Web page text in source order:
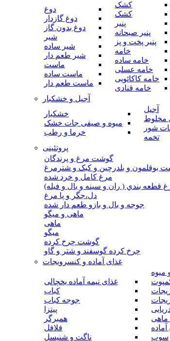
کشک
کشک
پنیر
پنیر صبحانه
پنیر پخت و پز
خامه
خامه ساده
خامه عسلی
خامه کاکائویی
خامه قنادی
دوغ
دوغ گازدار
دوغ بدون گاز
شیر
شیر ساده
شیر طعم دار
ماست
ماست ساده
ماست طعم دار
آجیل و خشکبار
آجیل
مخلوط
شور
تخمه
خشکبار
میوه و صیفی جات خشک
خرما و رطب
پروتئینی
گوشت مرغ و پرندگان
بوقلمون و بلدرچین و کبک و شترمرغ
مرغ کامل و خرد شده
قطعه بندي ( ران و سينه و بال و فيله)
دل،جگر و پا مرغ
جوجه و بال و بازو طعم دار شده
ماهی و میگو
ماهی
میگو
گوشت چرخ کرده
چرخ کرده گوسفند و شتر و گاو
غذای آماده و کنسرویجات
میوه
ماهی
سوپ
غذای نیمه آماده یخچالی
کباب
جوجه کباب
پیتزا
همبرگر
فلافل
ناگت و شنیسل